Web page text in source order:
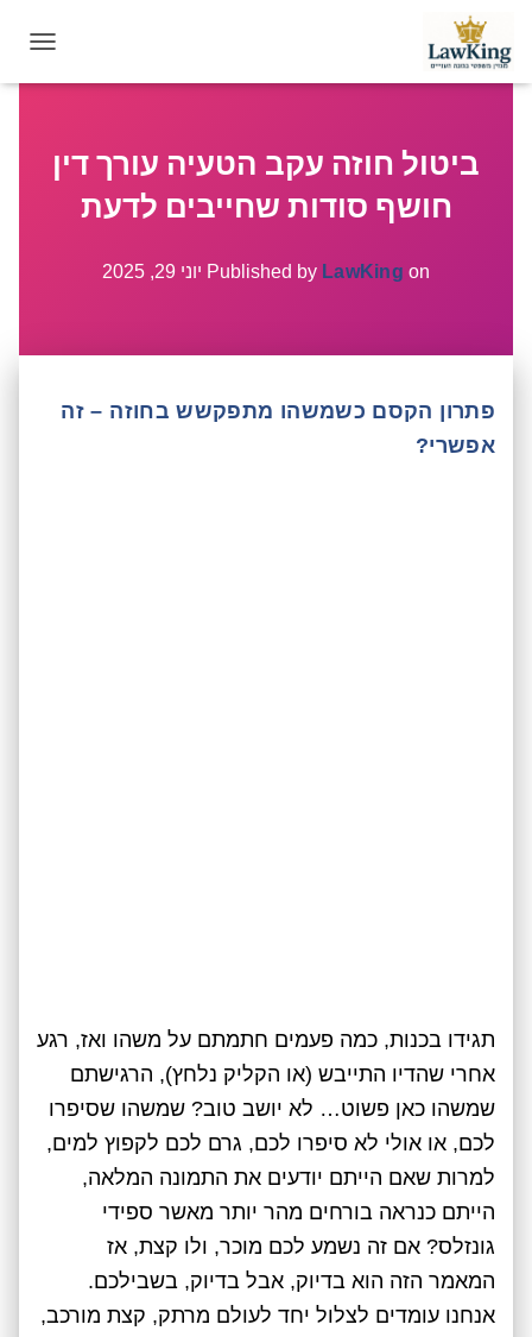
O
T
ביטול חוזה עקב הטעיה עורך דין
חושף סודות שחייבים לדעת
Published by LawKing on יוני 29, 2025
פתרון הקסם כשמשהו מתפקשש בחוזה – זה
אפשרי?
תגידו בכנות, כמה פעמים חתמתם על משהו ואז, רגע
אחרי שהדיו התייבש (או הקליק נלחץ), הרגישתם
שמשהו כאן פשוט… לא יושב טוב? שמשהו שסיפרו
לכם, או אולי לא סיפרו לכם, גרם לכם לקפוץ למים,
למרות שאם הייתם יודעים את התמונה המלאה,
הייתם כנראה בורחים מהר יותר מאשר ספידי
גונזלס? אם זה נשמע לכם מוכר, ולו קצת, אז
המאמר הזה הוא בדיוק, אבל בדיוק, בשבילכם.
אנחנו עומדים לצלול יחד לעולם מרתק, קצת מורכב,